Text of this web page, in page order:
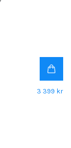
3 399 kr